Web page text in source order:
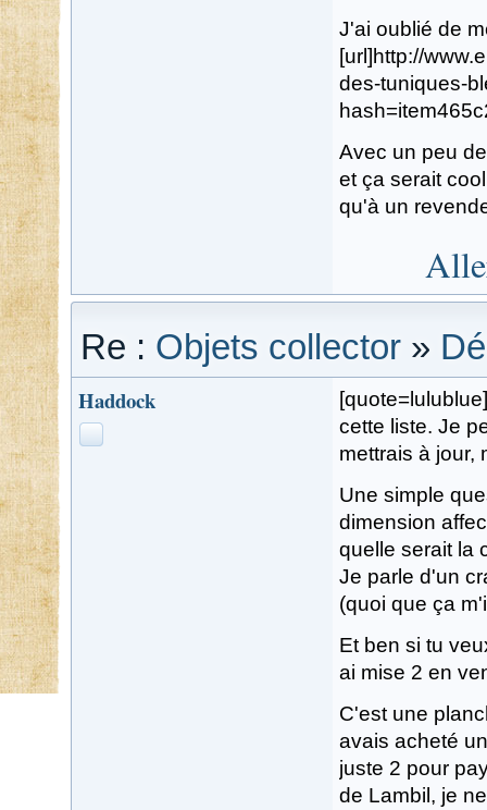
J'ai oublié de
[url]http://
des-tuniques-
Avec un peu
et ça serait
qu'à un
Re : Objets collector »
Haddock
cette liste. Je
mettrais à jour,
Une simple
dimension
quelle serait la
Je parle d'un
(quoi que ça
Et ben si tu
ai mise 2 en
C'est une
avais acheté
juste 2 pour
de Lambil, je